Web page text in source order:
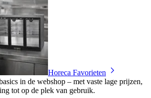
Horeca Favorieten
in de webshop – met vaste lage prijzen,
tot op de plek van gebruik.